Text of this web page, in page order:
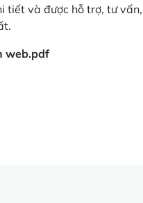
tiết và được hỗ trợ, tư
web.pdf